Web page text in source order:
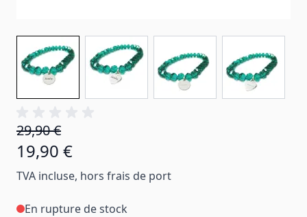
29,90 €
19,90 €
TVA incluse, hors frais de port
En rupture de stock